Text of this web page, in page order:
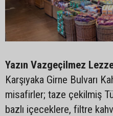
Yazın Vazgeçilmez
Karşıyaka Girne Bulvarı
misafirler; taze çekilmiş
bazlı içeceklere, filtre